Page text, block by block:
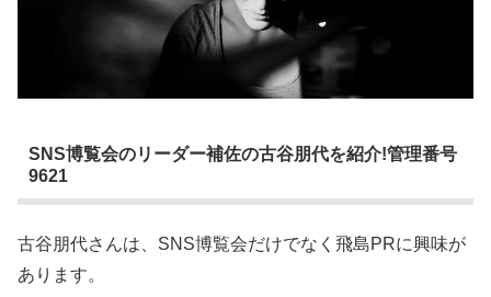
SNS博覧会のリーダー補佐の古谷朋代を紹介!管理番号
9621
古谷朋代さんは、SNS博覧会だけでなく飛島PRに興味が
あります。